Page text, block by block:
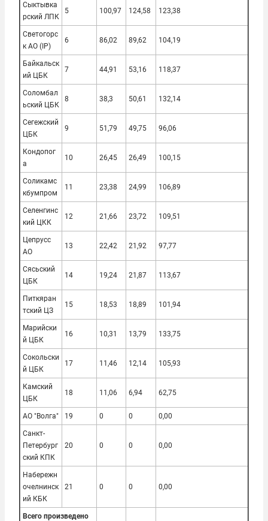
Сыктывка
рский ЛПК
5 100,97 124,58 123,38
Светогорс
к АО (IP)
6 86,02 89,62 104,19
Байкальск
ий ЦБК
7 44,91 53,16 118,37
Соломбал
ьский ЦБК
8 38,3 50,61 132,14
Сегежский
ЦБК
9 51,79 49,75 96,06
Кондопог
а
10 26,45 26,49 100,15
Соликамс
кбумпром
11 23,38 24,99 106,89
Селенгинс
кий ЦКК
12 21,66 23,72 109,51
Цепрусс
АО
13 22,42 21,92 97,77
Сясьский
ЦБК
14 19,24 21,87 113,67
Питкяран
тский ЦЗ
15 18,53 18,89 101,94
Марийски
й ЦБК
16 10,31 13,79 133,75
Сокольски
й ЦБК
17 11,46 12,14 105,93
Камский
ЦБК
18 11,06 6,94 62,75
АО "Волга" 19 0 0 0,00
Санкт-
Петербург
ский КПК
20 0 0 0,00
Набережн
очелнинск
ий КБК
21 0 0 0,00
Всего произведено